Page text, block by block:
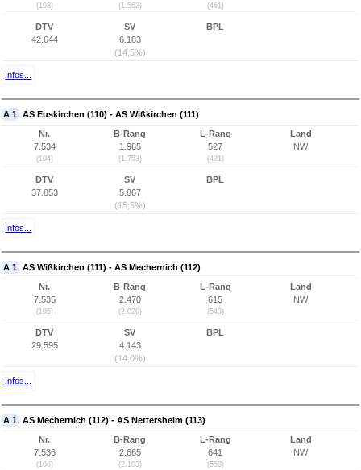
(103) (1.562) (461)
DTV
42.644
SV
6.183
(14,5%)
BPL
Infos...
A 1 AS Euskirchen (110) - AS Wißkirchen (111)
Nr.
7.534
(104)
B-Rang
1.985
(1.753)
L-Rang
527
(491)
Land
NW
DTV
37.853
SV
5.867
(15,5%)
BPL
Infos...
A 1 AS Wißkirchen (111) - AS Mechernich (112)
Nr.
7.535
(105)
B-Rang
2.470
(2.020)
L-Rang
615
(543)
Land
NW
DTV
29.595
SV
4.143
(14,0%)
BPL
Infos...
A 1 AS Mechernich (112) - AS Nettersheim (113)
Nr.
7.536
(106)
B-Rang
2.665
(2.103)
L-Rang
641
(553)
Land
NW